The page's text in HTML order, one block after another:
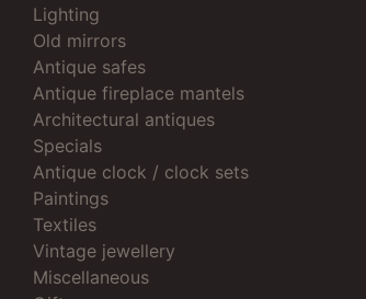
Lighting
Old mirrors
Antique safes
Antique fireplace mantels
Architectural antiques
Specials
Antique clock / clock sets
Paintings
Textiles
Vintage jewellery
Miscellaneous